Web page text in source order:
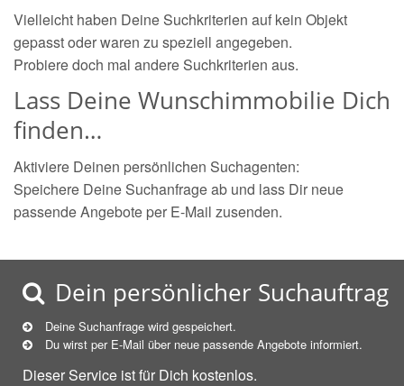
Vielleicht haben Deine Suchkriterien auf kein Objekt
gepasst oder waren zu speziell angegeben.
Probiere doch mal andere Suchkriterien aus.
Lass Deine Wunschimmobilie Dich
finden…
Aktiviere Deinen persönlichen Suchagenten:
Speichere Deine Suchanfrage ab und lass Dir neue
passende Angebote per E-Mail zusenden.
Dein persönlicher Suchauftrag
Deine Suchanfrage wird gespeichert.
Du wirst per E-Mail über neue passende Angebote informiert.
Dieser Service ist für Dich kostenlos.